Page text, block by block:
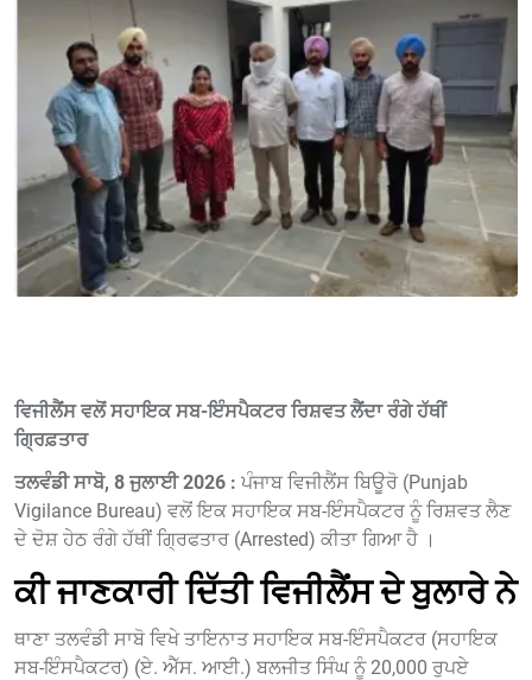
ਵਿਜੀਲੈਂਸ ਵਲੋਂ ਸਹਾਇਕ ਸਬ-ਇੰਸਪੈਕਟਰ ਰਿਸ਼ਵਤ ਲੈਂਦਾ ਰੰਗੇ ਹੱਥੀਂ
ਗ੍ਰਿਫ਼ਤਾਰ
ਤਲਵੰਡੀ ਸਾਬੋ, 8 ਜੁਲਾਈ 2026 : ਪੰਜਾਬ ਵਿਜੀਲੈਂਸ ਬਿਊਰੋ (Punjab
Vigilance Bureau) ਵਲੋਂ ਇਕ ਸਹਾਇਕ ਸਬ-ਇੰਸਪੈਕਟਰ ਨੂੰ ਰਿਸ਼ਵਤ ਲੈਣ
ਦੇ ਦੋਸ਼ ਹੇਠ ਰੰਗੇ ਹੱਥੀਂ ਗ੍ਰਿਫਤਾਰ (Arrested) ਕੀਤਾ ਗਿਆ ਹੈ ।
ਕੀ ਜਾਣਕਾਰੀ ਦਿੱਤੀ ਵਿਜੀਲੈਂਸ ਦੇ ਬੁਲਾਰੇ ਨੇ
ਥਾਣਾ ਤਲਵੰਡੀ ਸਾਬੋ ਵਿਖੇ ਤਾਇਨਾਤ ਸਹਾਇਕ ਸਬ-ਇੰਸਪੈਕਟਰ (ਸਹਾਇਕ
ਸਬ-ਇੰਸਪੈਕਟਰ) (ਏ. ਐੱਸ. ਆਈ.) ਬਲਜੀਤ ਸਿੰਘ ਨੂੰ 20,000 ਰੁਪਏ